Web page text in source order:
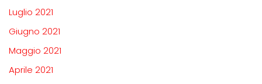
Luglio 2021
Giugno 2021
Maggio 2021
Aprile 2021